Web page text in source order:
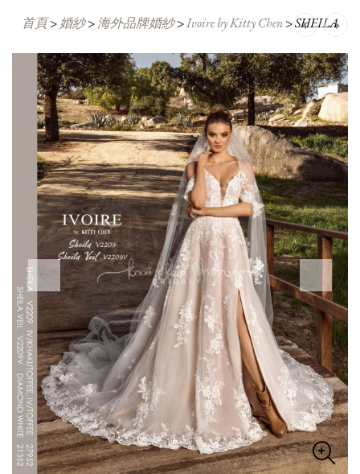
首頁> 婚紗>海外品牌婚紗>Ivoire by Kitty Chen>SHEILA
Post
navigation